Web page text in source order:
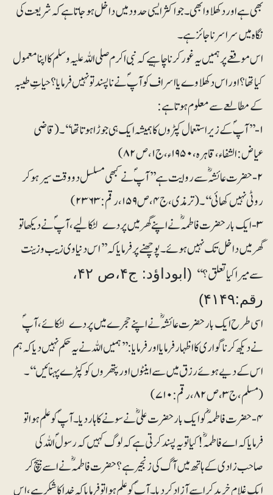
بھی ہے اور دکھلاوا بھی۔ جو اکثر ایسی حدود میں داخل ہوجاتا ہے کہ شریعت کی
نگاہ میں سراسر ناجائز ہے۔
اس موقعے پر ہمیں یہ غور کرنا چاہیے کہ نبی اکرم صلی اللہ علیہ وسلم کا اپنا معمول
کیا تھا؟ اور اس دکھلاوے یا اسراف کو آپؐ نے ناپسند تو نہیں فرمایا؟ حیاتِ طیبہ
کے مطالعے سے معلوم ہوتا ہے:
۱- ’’آپؐ کے زیراستعمال کپڑوں کا ہمیشہ ایک ہی جوڑا ہوتا تھا‘‘۔(قاضی
عیاض: الشفاء، قاہرہ، ۱۹۵۰ء، ج۱، ص ۸۲)
۲- حضرت عائشہؓ سے روایت ہے ’’آپؐ نے کبھی مسلسل دو وقت سیر ہوکر
روٹی نہیں کھائی‘‘۔(ترمذی، ج۴، ص ۱۵۹، رقم: ۲۳۶۳)
۳- ایک بار حضرت فاطمہؓ نے اپنے گھر میں پردے لٹکا لیے، آپؐ نے دیکھا تو
گھر میں داخل تک نہیں ہوئے۔پوچھنے پر فرمایا کہ’’ اس دنیاوی زیب و زینت
سے میرا کیا تعلق؟‘‘
(ابوداؤد: ج۴،ص ۴۲،
رقم:۴۱۴۹)
اسی طرح ایک بار حضرت عائشہؓ نے اپنے حجرے میں پردے لٹکائے، آپؐ
نے دیکھ کر ناگواری کا اظہار فرمایا اور فرمایا: ’’ہمیں اللہ نے یہ حکم نہیں دیا کہ ہم
اس کے دیے ہوئے رزق میں سے اینٹوں اور پتھروں کو کپڑے پہنائیں‘‘۔
(مسلم، ج۳، ص ۸۲، رقم:۷۱۰)
۴- حضرت فاطمہؓ کو ایک بار حضرت علیؓ نے سونے کا ہار دیا۔ آپؐ کو علم ہوا تو
فرمایا کہ اے فاطمہؓ! کیا تو یہ پسند کرتی ہے کہ لوگ کہیں کہ رسولؐ اللہ کی
صاحب زادی کے ہاتھ میں آگ کی زنجیر ہے؟ حضرت فاطمہؓ نے اسے بیچ کر
ایک غلام خرید کر اسے آزاد کردیا۔ آپؐ کو علم ہوا تو فرمایا کہ خدا کا شکر ہے، اس